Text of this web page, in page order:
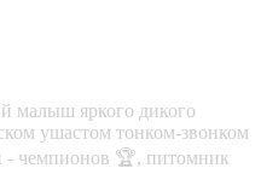
малыш яркого дикого
ушастом тонком-звонком
- чемпионов 🏆, питомник